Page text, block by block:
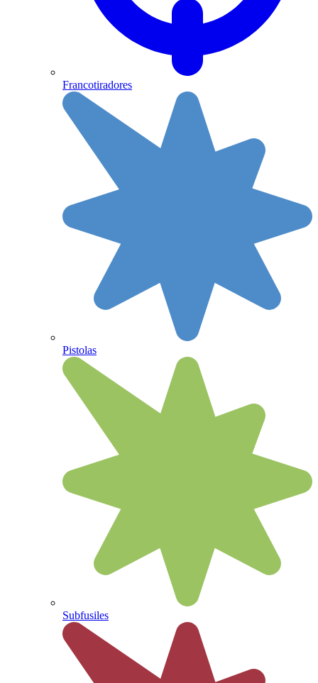
Francotiradores
Pistolas
Subfusiles